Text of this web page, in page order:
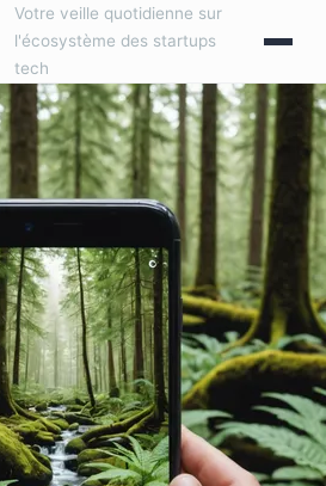
Votre veille quotidienne sur
l'écosystème des startups
tech